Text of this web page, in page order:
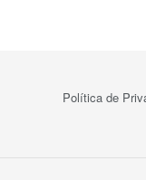
Política de